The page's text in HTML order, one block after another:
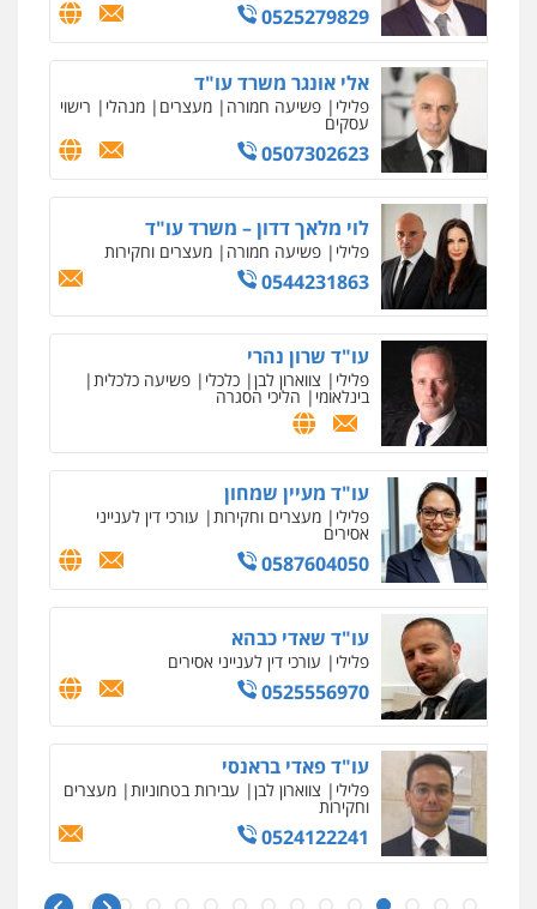
0525279829
אלי אונגר משרד עו"ד
פלילי פשיעה חמורה מעצרים מנהלי רישוי
עסקים
0507302623
לוי מלאך דדון – משרד עו"ד
פלילי פשיעה חמורה מעצרים וחקירות
0544231863
עו"ד שרון נהרי
פלילי צווארון לבן כלכלי פשיעה כלכלית
בינלאומי הליכי הסגרה
עו"ד מעיין שמחון
פלילי מעצרים וחקירות עורכי דין לענייני
אסירים
0587604050
עו"ד שאדי כבהא
פלילי עורכי דין לענייני אסירים
0525556970
עו"ד פאדי בראנסי
פלילי צווארון לבן עבירות בטחוניות מעצרים
וחקירות
0524122241
עו"ד אלינור טל
ניר קידר – צלםאיומים כתובים
תושב סכנין חשוד ששלח הודעות מאיימות לעורך דין